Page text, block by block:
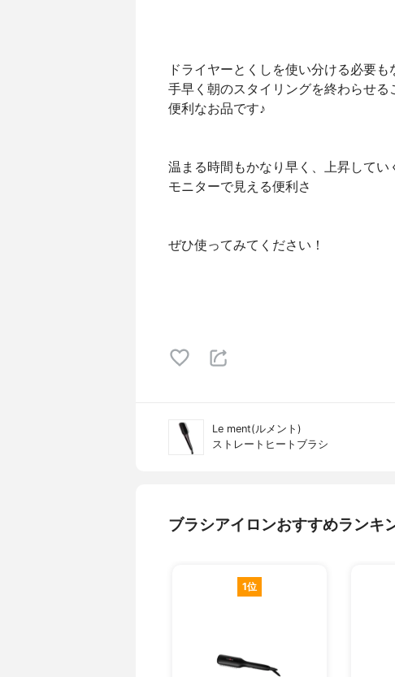
ドライヤーとくしを使い分ける必要も
手早く朝のスタイリングを終わらせる
便利なお品です♪
温まる時間もかなり早く、上昇してい
モニターで見える便利さ
ぜひ使ってみてください！
Le ment(ルメント)
ストレートヒートブラシ
ブラシアイロンおすすめランキ
1位